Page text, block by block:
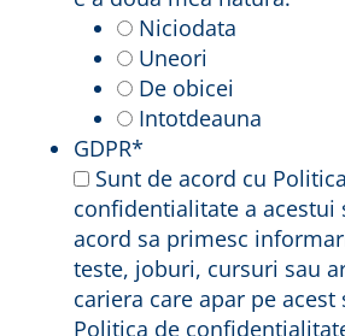
Niciodata
Uneori
De obicei
Intotdeauna
GDPR*
Sunt de acord cu
confidentialitate a acestui
acord sa primesc
teste, joburi, cursuri sau
cariera care apar pe acest
Politica de